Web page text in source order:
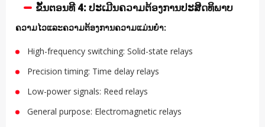
ຂັ້ນຕອນທີ 4: ປະເມີນຄວາມຕ້ອງການປະສິດທິພາບ
ຄວາມໄວແລະຄວາມຕ້ອງການຄວາມແມ່ນຍໍາ:
High-frequency switching: Solid-state relays
Precision timing: Time delay relays
Low-power signals: Reed relays
General purpose: Electromagnetic relays